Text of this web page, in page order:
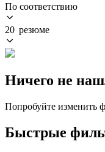
По соответствию
20 резюме
Ничего не
Попробуйте изменить
Быстрые